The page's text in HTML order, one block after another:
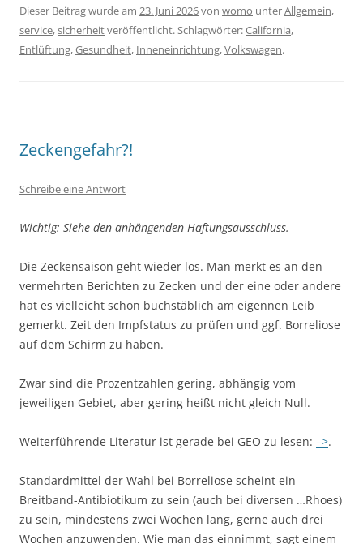
Dieser Beitrag wurde am 23. Juni 2026von womo unterAllgemein,
service,sicherheitveröffentlicht. Schlagwörter:California,
Entlüftung,Gesundheit, Inneneinrichtung,Volkswagen.
Zeckengefahr?!
Schreibe eine Antwort
Wichtig: Siehe den anhängenden Haftungsausschluss.
Die Zeckensaison geht wieder los. Man merkt es an den
vermehrten Berichten zu Zecken und der eine oder andere
hat es vielleicht schon buchstäblich am eigennen Leib
gemerkt. Zeit den Impfstatus zu prüfen und ggf. Borreliose
auf dem Schirm zu haben.
Zwar sind die Prozentzahlen gering, abhängig vom
jeweiligen Gebiet, aber gering heißt nicht gleich Null.
Weiterführende Literatur ist gerade bei GEO zu lesen: –>.
Standardmittel der Wahl bei Borreliose scheint ein
Breitband-Antibiotikum zu sein (auch bei diversen …Rhoes)
zu sein, mindestens zwei Wochen lang, gerne auch drei
Wochen anzuwenden. Wie man das einnimmt, sagt einem